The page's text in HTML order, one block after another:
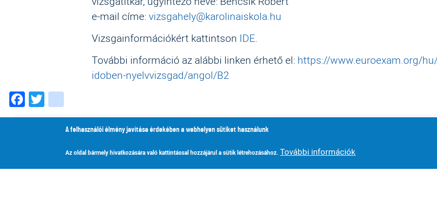
e-mail címe:vizsgahely@karolinaiskola.hu
Vizsgainformációkért kattintson IDE.
További információ az alábbi linken érhető el: https://www.euroexam.org/
idoben-nyelvvizsgad/angol/B2
Facebook
Twitter
Teremtésvédelmi szemléletformáló programok a Karolina Iskolában
Karolina
A felhasználói élmény javítása érdekében a webhelyen sütiket használunk
Az oldal bármely hivatkozására való kattintással hozzájárul a sütik létrehozásához. További információk